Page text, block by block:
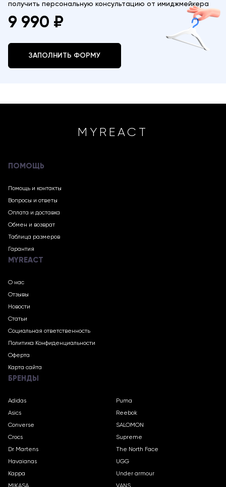
получить персональную консультацию от имиджмейкера
9 990 ₽
ЗАПОЛНИТЬ ФОРМУ
MYREACT
ПОМОЩЬ
Помощь и контакты
Вопросы и ответы
Оплата и доставка
Обмен и возврат
Таблица размеров
Гарантия
MYREACT
О нас
Отзывы
Новости
Статьи
Социальная ответственность
Политика Конфиденциальности
Оферта
Карта сайта
БРЕНДЫ
Adidas
Asics
Converse
Crocs
Dr Martens
Havaianas
Kappa
Puma
Reebok
SALOMON
Supreme
The North Face
UGG
Under armour